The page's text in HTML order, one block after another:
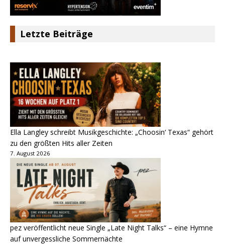
Letzte Beiträge
Ella Langley schreibt Musikgeschichte: „Choosin‘ Texas“ gehört
zu den größten Hits aller Zeiten
7. August 2026
pez veröffentlicht neue Single „Late Night Talks“ – eine Hymne
auf unvergessliche Sommernächte